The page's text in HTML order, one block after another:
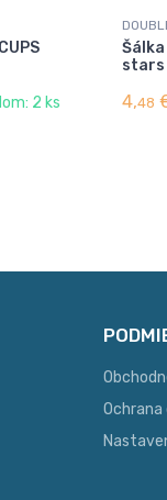
2 ks
Šálka
stars
4,48